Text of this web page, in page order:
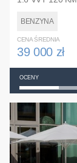
BENZYNA
CENA ŚREDNIA
39 000 zł
OCENY